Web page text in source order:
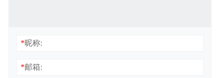
*昵称:
*邮箱: